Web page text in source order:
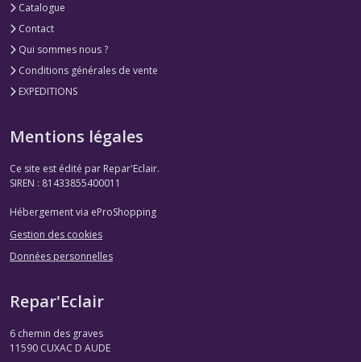
Catalogue
Contact
Qui sommes nous ?
Conditions générales de vente
EXPEDITIONS
Mentions légales
Ce site est édité par Repar'Eclair.
SIREN : 81433855400011
Hébergement via eProShopping
Gestion des cookies
Données personnelles
Repar'Eclair
6 chemin des graves
11590 CUXAC D AUDE